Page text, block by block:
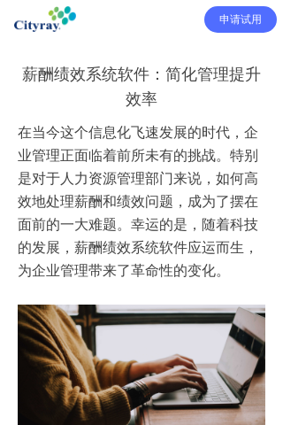
申请试用
薪酬绩效系统软件：简化管理提升
效率
在当今这个信息化飞速发展的时代，企
业管理正面临着前所未有的挑战。特别
是对于人力资源管理部门来说，如何高
效地处理薪酬和绩效问题，成为了摆在
面前的一大难题。幸运的是，随着科技
的发展，薪酬绩效系统软件应运而生，
为企业管理带来了革命性的变化。